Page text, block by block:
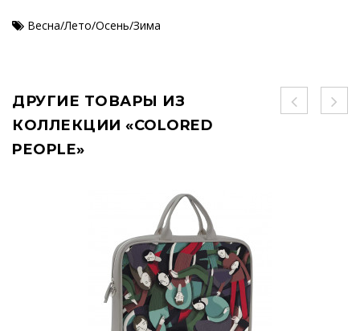
Весна/Лето/Осень/Зима
ДРУГИЕ ТОВАРЫ ИЗ
КОЛЛЕКЦИИ «COLORED
PEOPLE»